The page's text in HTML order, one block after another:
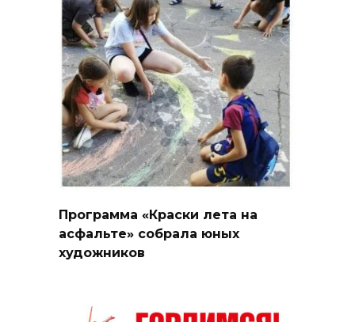
Программа «Краски лета на
асфальте» собрала юных
художников